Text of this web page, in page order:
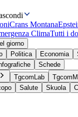
Crans Montana
ClimaTutti i
giorno
Politica Economia
Schede
TgcomLab
Salute Skuola